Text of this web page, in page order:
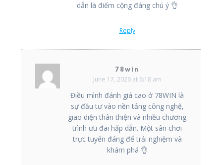
dẫn là điểm cộng đáng chú ý 👌
Reply
78win
June 17, 2026 at 6:18 am
Điều mình đánh giá cao ở 78WIN là
sự đầu tư vào nền tảng công nghệ,
giao diện thân thiện và nhiều chương
trình ưu đãi hấp dẫn. Một sân chơi
trực tuyến đáng để trải nghiệm và
khám phá 👌